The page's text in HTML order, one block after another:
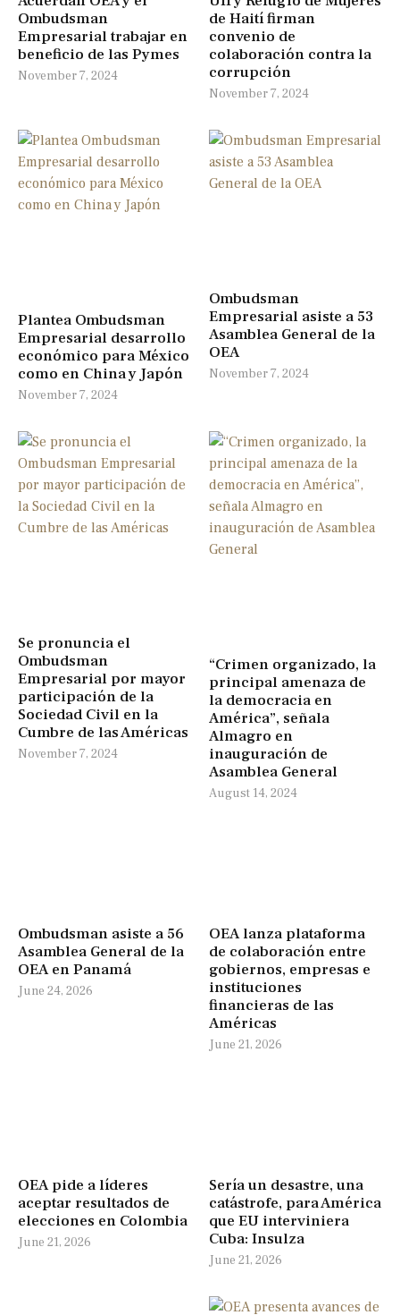
Ombudsman
Empresarial trabajar en
beneficio de las Pymes
November 7, 2024
de Haití firman
convenio de
colaboración contra la
corrupción
November 7, 2024
Plantea Ombudsman
Empresarial desarrollo
económico para México
como en China y Japón
November 7, 2024
Ombudsman
Empresarial asiste a 53
Asamblea General de la
OEA
November 7, 2024
Se pronuncia el
Ombudsman
Empresarial por mayor
participación de la
Sociedad Civil en la
Cumbre de las Américas
November 7, 2024
“Crimen organizado, la
principal amenaza de
la democracia en
América”, señala
Almagro en
inauguración de
Asamblea General
August 14, 2024
Ombudsman asiste a 56
Asamblea General de la
OEA en Panamá
June 24, 2026
OEA lanza plataforma
de colaboración entre
gobiernos, empresas e
instituciones
financieras de las
Américas
June 21, 2026
OEA pide a líderes
aceptar resultados de
elecciones en Colombia
June 21, 2026
Sería un desastre, una
catástrofe, para América
que EU interviniera
Cuba: Insulza
June 21, 2026